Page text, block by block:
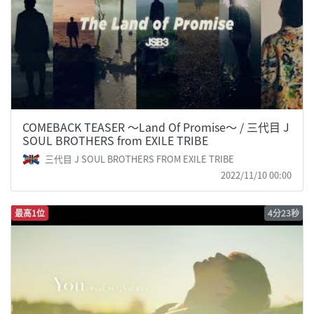
COMEBACK TEASER 〜Land Of Promise〜 / 三代目 J
SOUL BROTHERS from EXILE TRIBE
三代目 J SOUL BROTHERS FROM EXILE TRIBE
2022/11/10 00:00
最高1位 4分23秒